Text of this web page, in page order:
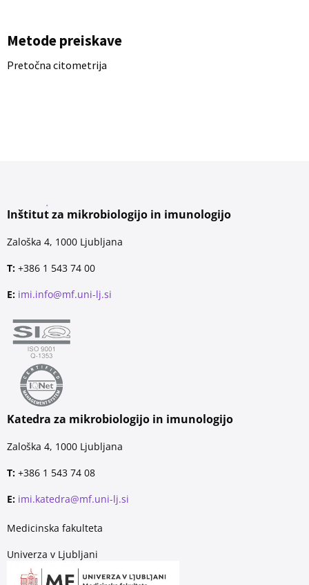
Metode preiskave
Pretočna citometrija
Inštitut za mikrobiologijo in imunologijo
Zaloška 4, 1000 Ljubljana
T: +386 1 543 74 00
E: imi.info@mf.uni-lj.si
Katedra za mikrobiologijo in imunologijo
Zaloška 4, 1000 Ljubljana
T: +386 1 543 74 08
E: imi.katedra@mf.uni-lj.si
Medicinska fakulteta
Univerza v Ljubljani